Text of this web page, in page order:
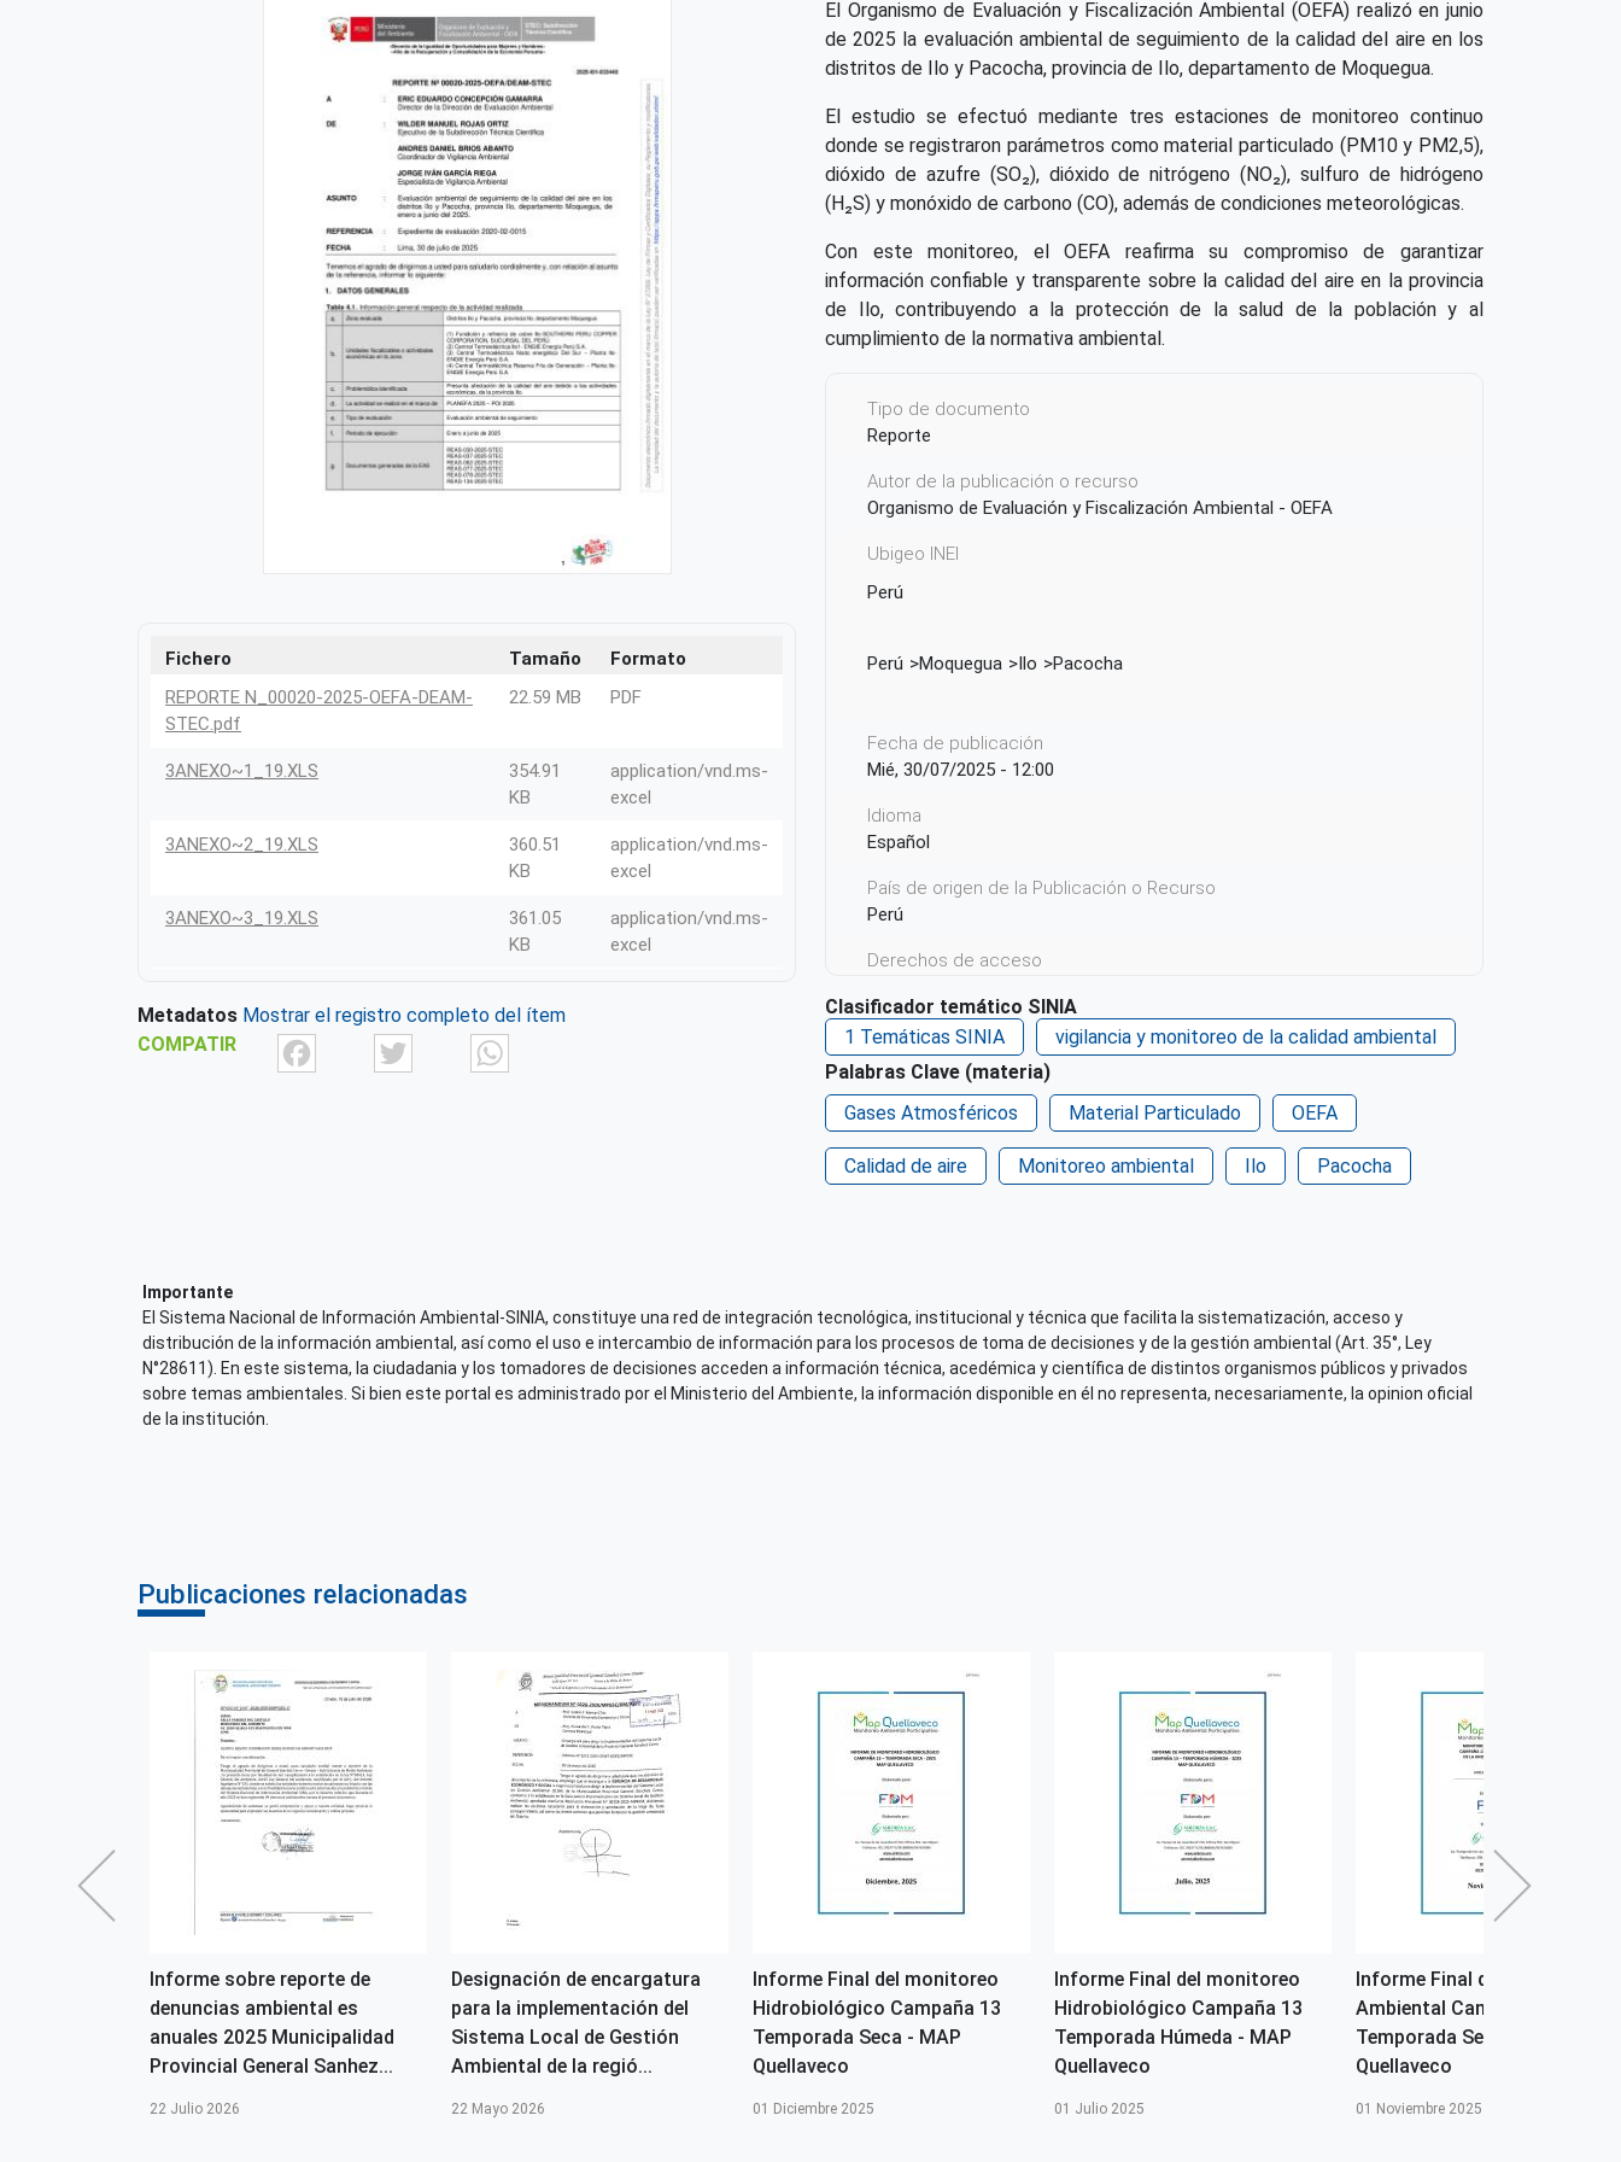
Fichero Tamaño
Formato
REPORTE N_00020-2025-OEFA-DEAM-
STEC.pdf
22.59 MB PDF
3ANEXO~1_19.XLS
354.91
KB
application/vnd.ms-
excel
3ANEXO~2_19.XLS
360.51
KB
application/vnd.ms-
excel
3ANEXO~3_19.XLS
361.05
KB
application/vnd.ms-
excel
Metadatos Mostrar el registro completo del ítem
COMPATIR
FacebookTwitter
El Organismo de Evaluación y Fiscalización Ambiental (OEFA) realizó en junio
de 2025 la evaluación ambiental de seguimiento de la calidad del aire en los
distritos de Ilo y Pacocha, provincia de Ilo, departamento de Moquegua.
El estudio se efectuó mediante tres estaciones de monitoreo continuo
donde se registraron parámetros como material particulado (PM10 y PM2,5),
dióxido de azufre (SO₂), dióxido de nitrógeno (NO₂), sulfuro de hidrógeno
(H₂S) y monóxido de carbono (CO), además de condiciones meteorológicas.
Con este monitoreo, el OEFA reafirma su compromiso de garantizar
información confiable y transparente sobre la calidad del aire en la provincia
de Ilo, contribuyendo a la protección de la salud de la población y al
cumplimiento de la normativa ambiental.
Tipo de documento
Reporte
Autor de la publicación o recurso
Organismo de Evaluación y Fiscalización Ambiental - OEFA
Ubigeo INEI
Perú
Perú Moquegua Ilo Pacocha
Fecha de publicación
Mié, 30/07/2025 - 12:00
Idioma
Español
País de origen de la Publicación o Recurso
Perú
Derechos de acceso
Clasificador temático SINIA
1 Temáticas SINIA
vigilancia y monitoreo de la calidad ambiental
Palabras Clave (materia)
Gases Atmosféricos
Material Particulado OEFA
Calidad de aire Monitoreo ambiental Ilo Pacocha
Importante
El Sistema Nacional de Información Ambiental-SINIA, constituye una red de integración tecnológica, institucional y técnica que facilita la sistematización, acceso y
distribución de la información ambiental, así como el uso e intercambio de información para los procesos de toma de decisiones y de la gestión ambiental (Art. 35°, Ley
N°28611). En este sistema, la ciudadania y los tomadores de decisiones acceden a información técnica, acedémica y científica de distintos organismos públicos y privados
sobre temas ambientales. Si bien este portal es administrado por el Ministerio del Ambiente, la información disponible en él no representa, necesariamente, la opinion oficial
de la institución.
Publicaciones relacionadas
Informe sobre reporte de
denuncias ambiental es
anuales 2025 Municipalidad
Provincial General Sanhez...
22 Julio 2026
Designación de encargatura
para la implementación del
Sistema Local de Gestión
Ambiental de la regió...
22 Mayo 2026
Informe Final del monitoreo
Hidrobiológico Campaña 13
Temporada Seca - MAP
Quellaveco
01 Diciembre 2025
Informe Final del monitoreo
Hidrobiológico Campaña 13
Temporada Húmeda - MAP
Quellaveco
01 Julio 2025
Informe Final del monitoreo
Ambiental Campaña 13
Temporada Seca - MAP
Quellaveco
01 Noviembre 2025